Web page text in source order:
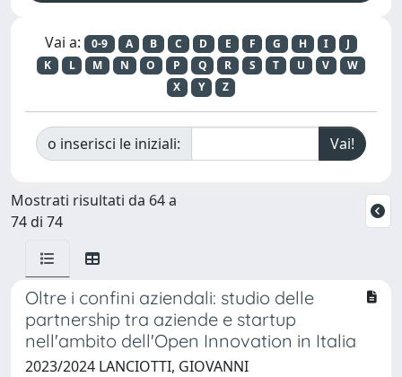
Vai a: 0-9 A B C D E F G H I
J
K
L M N O P Q R S T U V
W
X
Y Z
o inserisci le iniziali:
Mostrati risultati da 64 a
74 di 74
Oltre i confini aziendali: studio delle
partnership tra aziende e startup
nell'ambito dell'Open Innovation in Italia
2023/2024 LANCIOTTI, GIOVANNI